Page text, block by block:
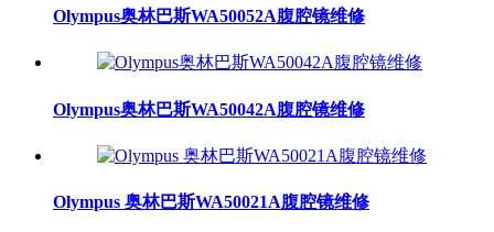
Olympus奥林巴斯WA50052A腹腔镜维修
Olympus奥林巴斯WA50042A腹腔镜维修
Olympus 奥林巴斯WA50021A腹腔镜维修